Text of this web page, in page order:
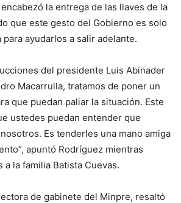
la entrega de las llaves de la
que este gesto del Gobierno es solo
ayudarlos a salir adelante.
del presidente Luis Abinader
Macarrulla, tratamos de poner un
que puedan paliar la situación. Este
ustedes puedan entender que
Es tenderles una mano amiga
apuntó Rodríguez mientras
a la familia Batista Cuevas.
de gabinete del Minpre, resaltó